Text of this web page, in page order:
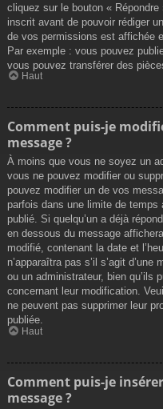
cliquez sur le bouton «
inscrit avant de pouvoir rédiger
de vos permissions est affichée
Par exemple : vous pouvez
vous pouvez transférer des
Haut
Comment puis-je
message ?
À moins que vous ne soyez un
vous ne pouvez modifier ou
pouvez modifier un de vos
parfois dans une limite de
publié. Si quelqu’un a déjà
en dessous du message
modifié, contenant la date et
n’apparaîtra pas s’il s’agit
ou un administrateur, bien qu’ils
concernant leur modification.
ne peuvent pas supprimer leur
publiée.
Haut
Comment puis-je
message ?